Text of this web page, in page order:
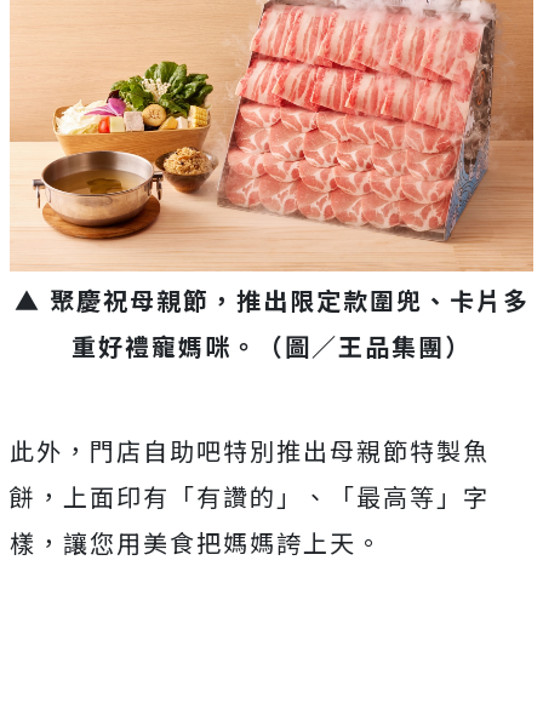
▲ 聚慶祝母親節，推出限定款圍兜、卡片多
重好禮寵媽咪。（圖／王品集團）
此外，門店自助吧特別推出母親節特製魚
餅，上面印有「有讚的」、「最高等」字
樣，讓您用美食把媽媽誇上天。